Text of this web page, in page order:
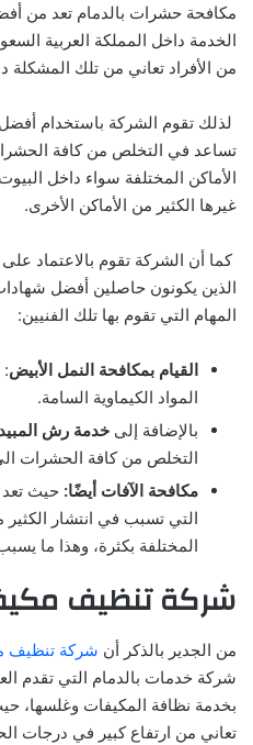
مكافحة حشرات بالدمام تعد من
الخدمة داخل المملكة العربية
من الأفراد تعاني من تلك المشكلة
لذلك تقوم الشركة باستخدام أفضل
تساعد في التخلص من كافة
الأماكن المختلفة سواء داخل
غيرها الكثير من الأماكن الأخرى.
كما أن الشركة تقوم بالاعتماد
الذين يكونون حاصلين أفضل
المهام التي تقوم بها تلك الفنيين:
القيام بمكافحة النمل الأبيض:
المواد الكيماوية السامة.
بالإضافة إلى خدمة رش
التخلص من كافة الحشرات
مكافحة الآفات أيضًا: حيث تعد
التي تسبب في انتشار
المختلفة بكثرة، وهذا ما
شركة تنظيف
من الجدير بالذكر أن شركة تنظيف
شركة خدمات بالدمام التي تقدم
بخدمة نظافة المكيفات وغلسها،
تعاني من ارتفاع كبير في درجات